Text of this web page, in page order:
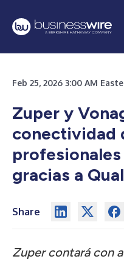
Feb 25, 2026 3:00 AM
Zuper y
conectividad
gracias a
Share
Zuper contará con